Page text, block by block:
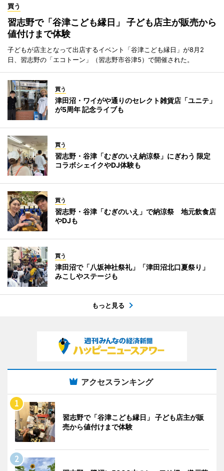
買う
習志野で「谷津こども縁日」 子ども店主が販売から
値付けまで体験
子どもが店主となって出店するイベント「谷津こども縁日」が8月2
日、習志野の「エコトーン」（習志野市谷津5）で開催された。
買う
津田沼・ワイがや通りのセレクト雑貨店「ユニテ」
が5周年 記念ライブも
買う
習志野・谷津「むぎのいえ納涼祭」にぎわう 限定
コラボシェイクやDJ体験も
買う
習志野・谷津「むぎのいえ」で納涼祭 地元飲食店
やDJも
買う
津田沼で「八坂神社祭礼」「津田沼北口夏祭り」
みこしやステージも
もっと見る
アクセスランキング
習志野で「谷津こども縁日」 子ども店主が販
売から値付けまで体験